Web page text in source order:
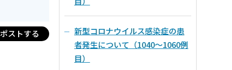
ポストする
新型コロナウイルス感染症の患
者発生について（1040～1060例
目）